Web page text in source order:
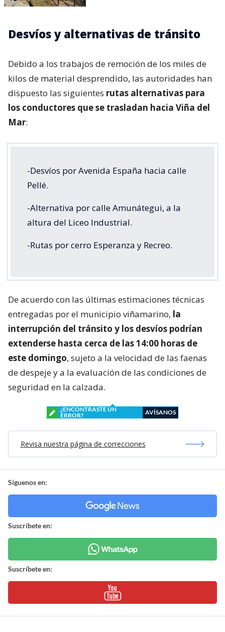
Desvíos y alternativas de tránsito
Debido a los trabajos de remoción de los miles de
kilos de material desprendido, las autoridades han
dispuesto las siguientes rutas alternativas para
los conductores que se trasladan hacia Viña del
Mar:
-Desvíos por Avenida España hacia calle
Pellé.
-Alternativa por calle Amunátegui, a la
altura del Liceo Industrial.
-Rutas por cerro Esperanza y Recreo.
De acuerdo con las últimas estimaciones técnicas
entregadas por el municipio viñamarino, la
interrupción del tránsito y los desvíos podrían
extenderse hasta cerca de las 14:00 horas de
este domingo, sujeto a la velocidad de las faenas
de despeje y a la evaluación de las condiciones de
seguridad en la calzada.
¿ENCONTRASTE UN
ERROR?
AVÍSANOS
Revisa nuestra página de correcciones
Síguenos en:
Suscríbete en:
Suscríbete en: